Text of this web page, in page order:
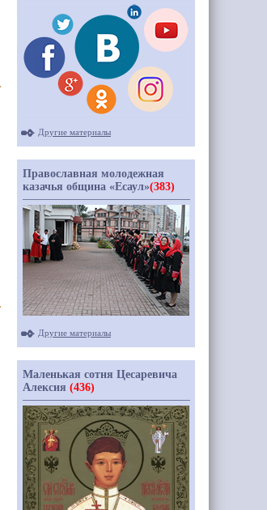
Другие материалы
Православная молодежная
казачья община «Есаул»(383)
Другие материалы
Маленькая сотня Цесаревича
Алексия (436)